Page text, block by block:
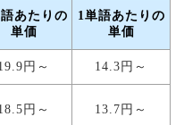
あたりの
単価
1単語あたりの
単価
円～ 14.3円～
円～ 13.7円～